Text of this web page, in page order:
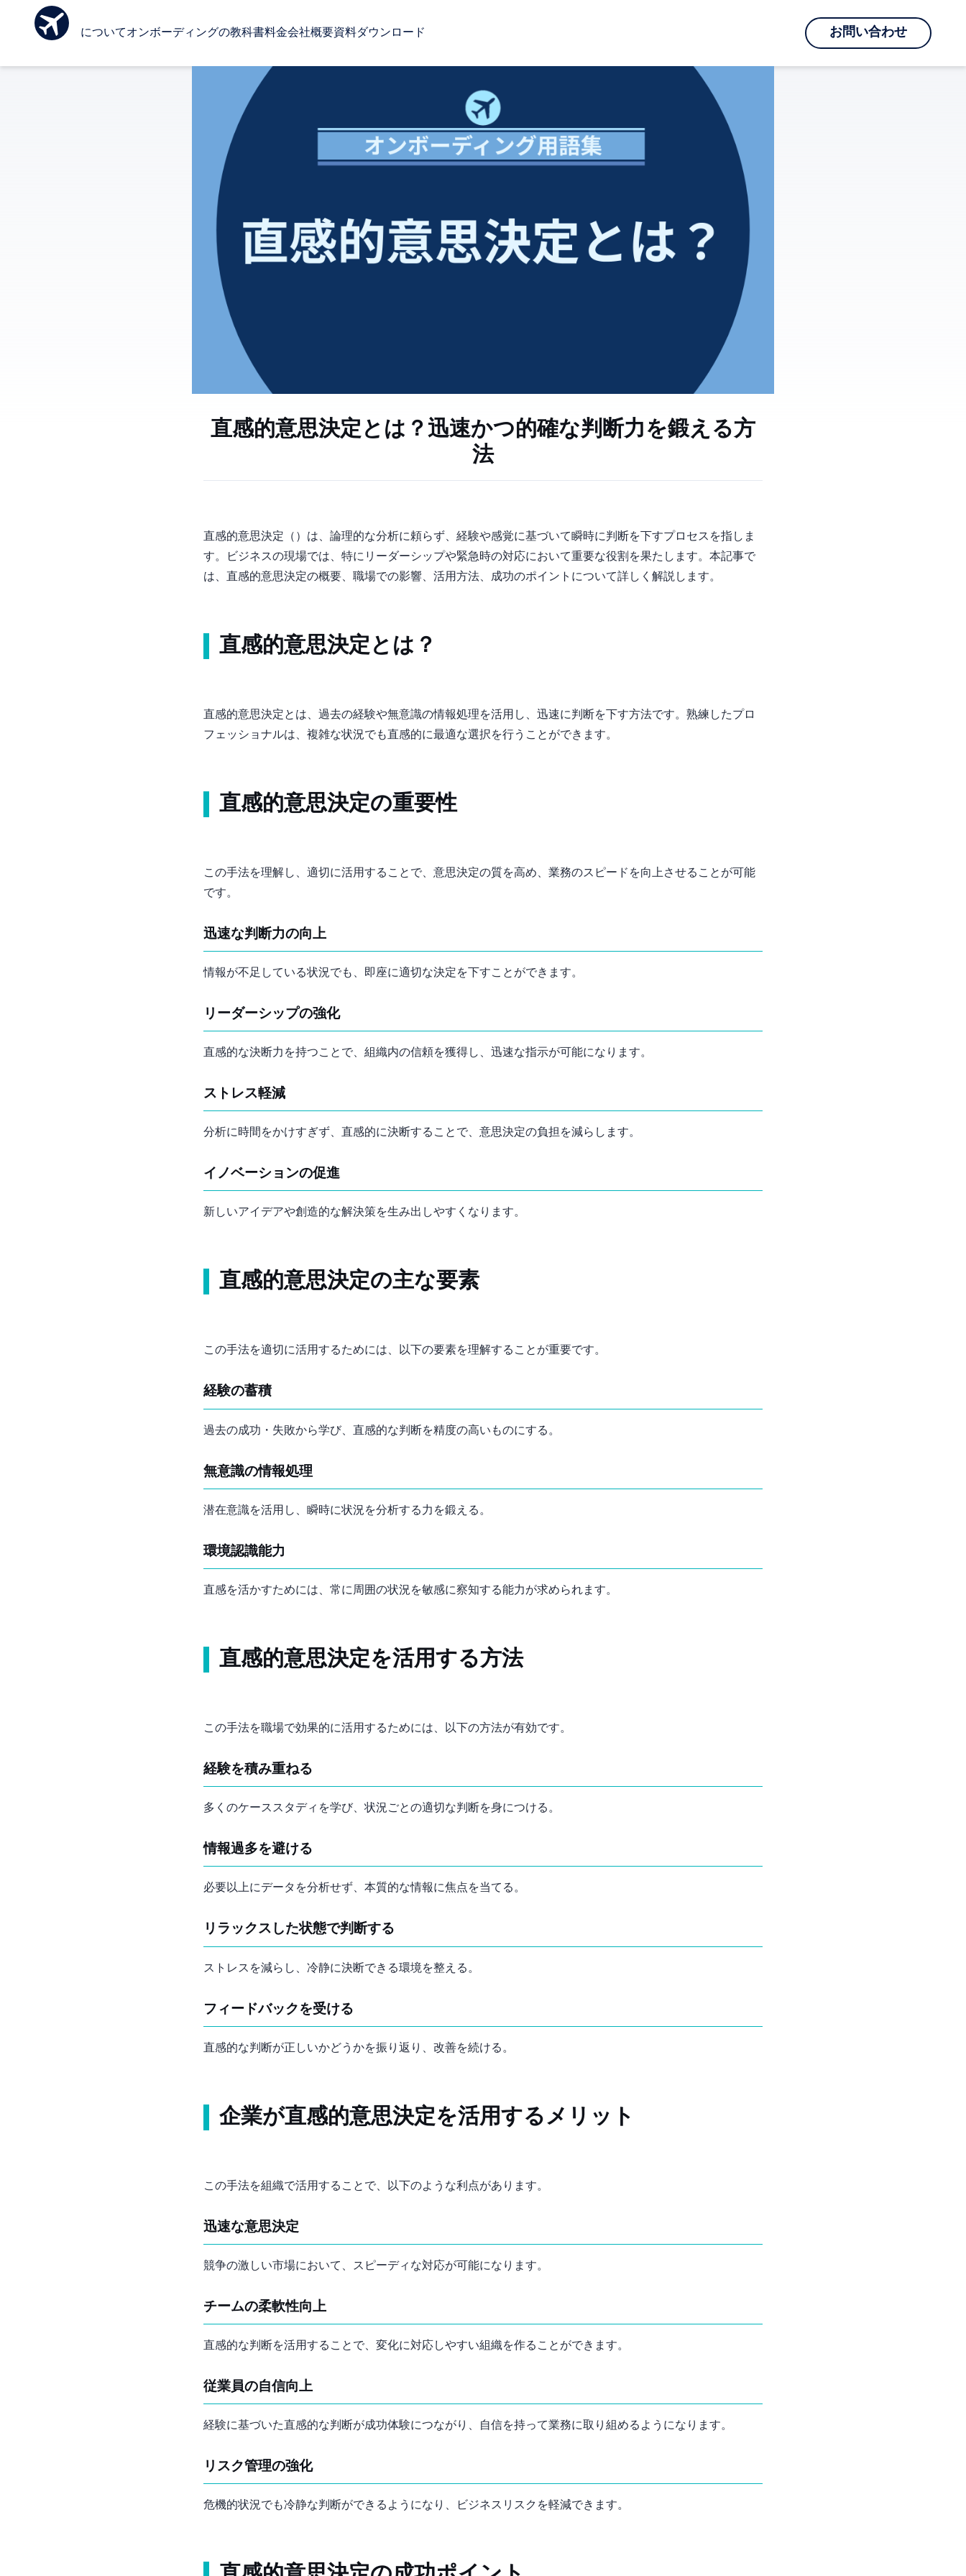
Ombo についてオンボーディングの教科書料金会社概要資料ダウンロード お問い合わせ
直感的意思決定とは？迅速かつ的確な判断力を鍛える方
法
直感的意思決定（Intuitive Decision-Making）は、論理的な分析に頼らず、経験や感覚に基づいて瞬時に判断を下すプロセスを指しま
す。ビジネスの現場では、特にリーダーシップや緊急時の対応において重要な役割を果たします。本記事で
は、直感的意思決定の概要、職場での影響、活用方法、成功のポイントについて詳しく解説します。
直感的意思決定とは？
直感的意思決定とは、過去の経験や無意識の情報処理を活用し、迅速に判断を下す方法です。熟練したプロ
フェッショナルは、複雑な状況でも直感的に最適な選択を行うことができます。
直感的意思決定の重要性
この手法を理解し、適切に活用することで、意思決定の質を高め、業務のスピードを向上させることが可能
です。
迅速な判断力の向上
情報が不足している状況でも、即座に適切な決定を下すことができます。
リーダーシップの強化
直感的な決断力を持つことで、組織内の信頼を獲得し、迅速な指示が可能になります。
ストレス軽減
分析に時間をかけすぎず、直感的に決断することで、意思決定の負担を減らします。
イノベーションの促進
新しいアイデアや創造的な解決策を生み出しやすくなります。
直感的意思決定の主な要素
この手法を適切に活用するためには、以下の要素を理解することが重要です。
経験の蓄積
過去の成功・失敗から学び、直感的な判断を精度の高いものにする。
無意識の情報処理
潜在意識を活用し、瞬時に状況を分析する力を鍛える。
環境認識能力
直感を活かすためには、常に周囲の状況を敏感に察知する能力が求められます。
直感的意思決定を活用する方法
この手法を職場で効果的に活用するためには、以下の方法が有効です。
経験を積み重ねる
多くのケーススタディを学び、状況ごとの適切な判断を身につける。
情報過多を避ける
必要以上にデータを分析せず、本質的な情報に焦点を当てる。
リラックスした状態で判断する
ストレスを減らし、冷静に決断できる環境を整える。
フィードバックを受ける
直感的な判断が正しいかどうかを振り返り、改善を続ける。
企業が直感的意思決定を活用するメリット
この手法を組織で活用することで、以下のような利点があります。
迅速な意思決定
競争の激しい市場において、スピーディな対応が可能になります。
チームの柔軟性向上
直感的な判断を活用することで、変化に対応しやすい組織を作ることができます。
従業員の自信向上
経験に基づいた直感的な判断が成功体験につながり、自信を持って業務に取り組めるようになります。
リスク管理の強化
危機的状況でも冷静な判断ができるようになり、ビジネスリスクを軽減できます。